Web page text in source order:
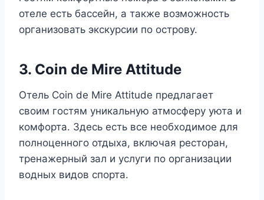
отеле есть бассейн, а также возможность
организовать экскурсии по острову.
3. Coin de Mire Attitude
Отель Coin de Mire Attitude предлагает
своим гостям уникальную атмосферу уюта и
комфорта. Здесь есть все необходимое для
полноценного отдыха, включая ресторан,
тренажерный зал и услуги по организации
водных видов спорта.